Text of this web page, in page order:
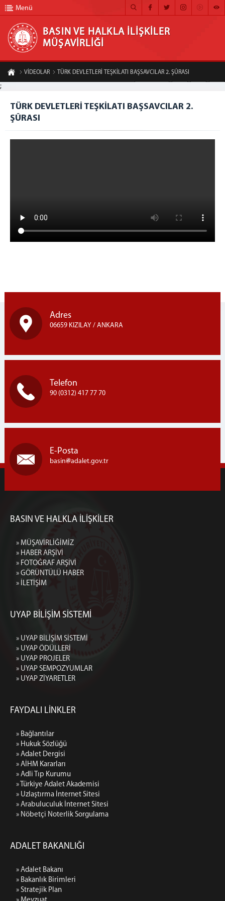
BASIN VE HALKLA İLİŞKİLER MÜŞAVİRLİĞİ
ANA SAYFA
MÜŞAVİRLİĞİMİZ
HABER ARŞİVİ
FOTOĞRAF ARŞİVİ
Menü
BASIN VE HALKLA İLİŞKİLER
MÜŞAVİRLİĞİ
VİDEOLAR TÜRK DEVLETLERİ TEŞKİLATI BAŞSAVCILAR 2. ŞÛRASI
;
TÜRK DEVLETLERİ TEŞKİLATI BAŞSAVCILAR 2.
ŞÛRASI
Adres
06659 KIZILAY / ANKARA
Telefon
90 (0312) 417 77 70
E-Posta
basin adalet.gov.tr
BASIN VE HALKLA İLİŞKİLER
» MÜŞAVİRLİĞİMİZ
» HABER ARŞİVİ
» FOTOĞRAF ARŞİVİ
» GÖRÜNTÜLÜ HABER
» İLETİŞİM
UYAP BİLİŞİM SİSTEMİ
» UYAP BİLİŞİM SİSTEMİ
» UYAP ÖDÜLLERİ
» UYAP PROJELER
» UYAP SEMPOZYUMLAR
» UYAP ZİYARETLER
FAYDALI LİNKLER
» Bağlantılar
» Hukuk Sözlüğü
» Adalet Dergisi
» AİHM Kararları
» Adli Tıp Kurumu
» Türkiye Adalet Akademisi
» Uzlaştırma İnternet Sitesi
» Arabuluculuk İnternet Sitesi
» Nöbetçi Noterlik Sorgulama
ADALET BAKANLIĞI
» Adalet Bakanı
» Bakanlık Birimleri
» Stratejik Plan